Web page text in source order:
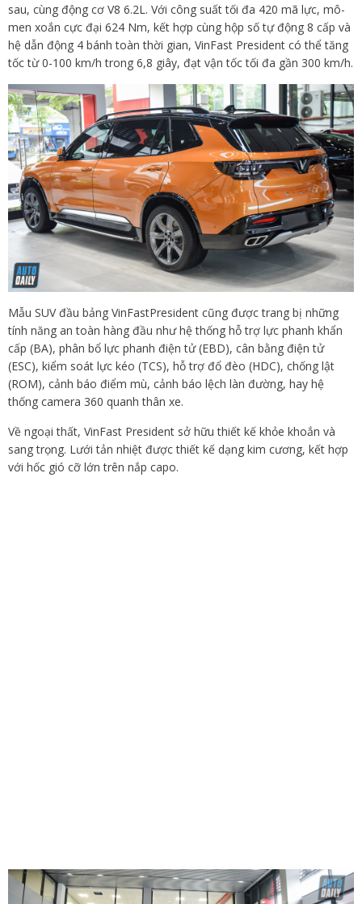
sau, cùng động cơ V8 6.2L. Với công suất tối đa 420 mã lực, mô-
men xoắn cực đại 624 Nm, kết hợp cùng hộp số tự động 8 cấp và
hệ dẫn động 4 bánh toàn thời gian, VinFast President có thể tăng
tốc từ 0-100 km/h trong 6,8 giây, đạt vận tốc tối đa gần 300 km/h.
Mẫu SUV đầu bảng VinFastPresident cũng được trang bị những
tính năng an toàn hàng đầu như hệ thống hỗ trợ lực phanh khẩn
cấp (BA), phân bổ lực phanh điện tử (EBD), cân bằng điện tử
(ESC), kiểm soát lực kéo (TCS), hỗ trợ đổ đèo (HDC), chống lật
(ROM), cảnh báo điểm mù, cảnh báo lệch làn đường, hay hệ
thống camera 360 quanh thân xe.
Về ngoại thất, VinFast President sở hữu thiết kế khỏe khoắn và
sang trọng. Lưới tản nhiệt được thiết kế dạng kim cương, kết hợp
với hốc gió cỡ lớn trên nắp capo.